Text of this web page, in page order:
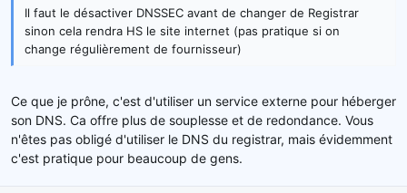
Il faut le désactiver DNSSEC avant de changer de Registrar
sinon cela rendra HS le site internet (pas pratique si on
change régulièrement de fournisseur)
Ce que je prône, c'est d'utiliser un service externe pour héberger
son DNS. Ca offre plus de souplesse et de redondance. Vous
n'êtes pas obligé d'utiliser le DNS du registrar, mais évidemment
c'est pratique pour beaucoup de gens.